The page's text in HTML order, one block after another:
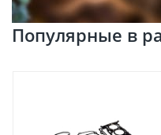
Популярные в